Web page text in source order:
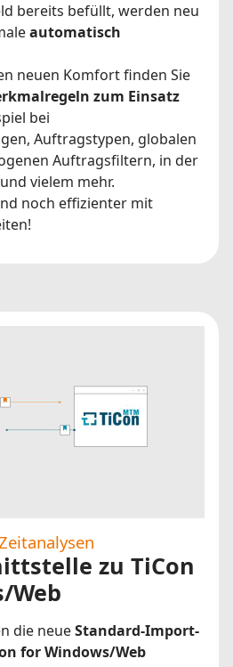
bereits befüllt, werden neu
automatisch
neuen Komfort finden Sie
zum Einsatz
bei
Auftragstypen, globalen
Auftragsfiltern, in der
vielem mehr.
noch effizienter mit
zu TiCon
Web
die neueStandard-Import-
for Windows/Web